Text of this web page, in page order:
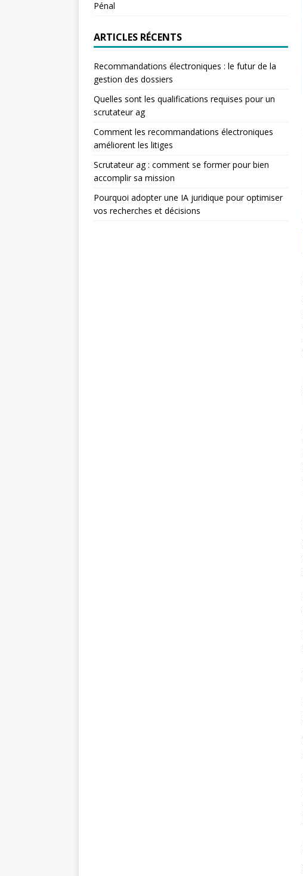
Pénal
ARTICLES RÉCENTS
Recommandations électroniques : le futur de la
gestion des dossiers
Quelles sont les qualifications requises pour un
scrutateur ag
Comment les recommandations électroniques
améliorent les litiges
Scrutateur ag : comment se former pour bien
accomplir sa mission
Pourquoi adopter une IA juridique pour optimiser
vos recherches et décisions